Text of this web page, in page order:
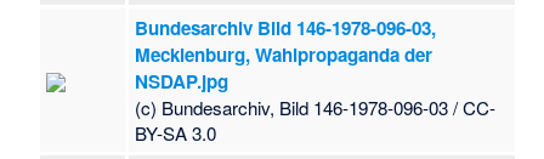
Bundesarchiv Bild 146-1978-096-03,
Mecklenburg, Wahlpropaganda der
NSDAP.jpg
(c) Bundesarchiv, Bild 146-1978-096-03 / CC-
BY-SA 3.0